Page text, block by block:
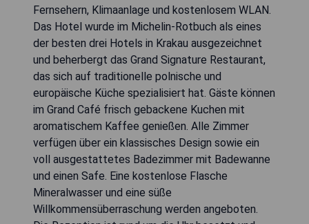
Fernsehern, Klimaanlage und kostenlosem WLAN.
Das Hotel wurde im Michelin-Rotbuch als eines
der besten drei Hotels in Krakau ausgezeichnet
und beherbergt das Grand Signature Restaurant,
das sich auf traditionelle polnische und
europäische Küche spezialisiert hat. Gäste können
im Grand Café frisch gebackene Kuchen mit
aromatischem Kaffee genießen. Alle Zimmer
verfügen über ein klassisches Design sowie ein
voll ausgestattetes Badezimmer mit Badewanne
und einen Safe. Eine kostenlose Flasche
Mineralwasser und eine süße
Willkommensüberraschung werden angeboten.